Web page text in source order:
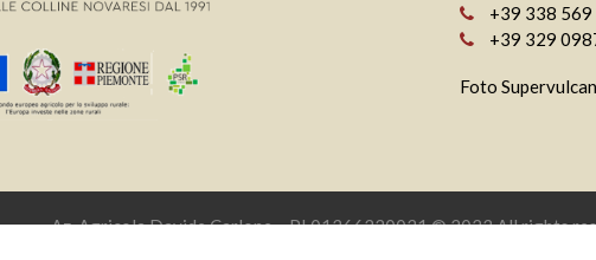
+39 338
+39 329
Foto
Az. Agricola Davide Carlone – PI 01366330031 © 2023 All rights